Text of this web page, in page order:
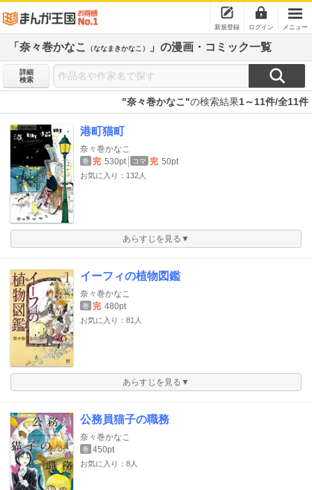
新規登録 ログイン メニュー
「奈々巻かなこ （ななまきかなこ） 」の漫画・コミック一覧
詳細
検索
"奈々巻かなこ"の検索結果1～11件/全11件
港町猫町
奈々巻かなこ
巻 完 530pt コマ 完 50pt
お気に入り：132人
あらすじを見る▼
イーフィの植物図鑑
奈々巻かなこ
巻 完 480pt
お気に入り：81人
あらすじを見る▼
公務員猫子の職務
奈々巻かなこ
巻 450pt
お気に入り：8人